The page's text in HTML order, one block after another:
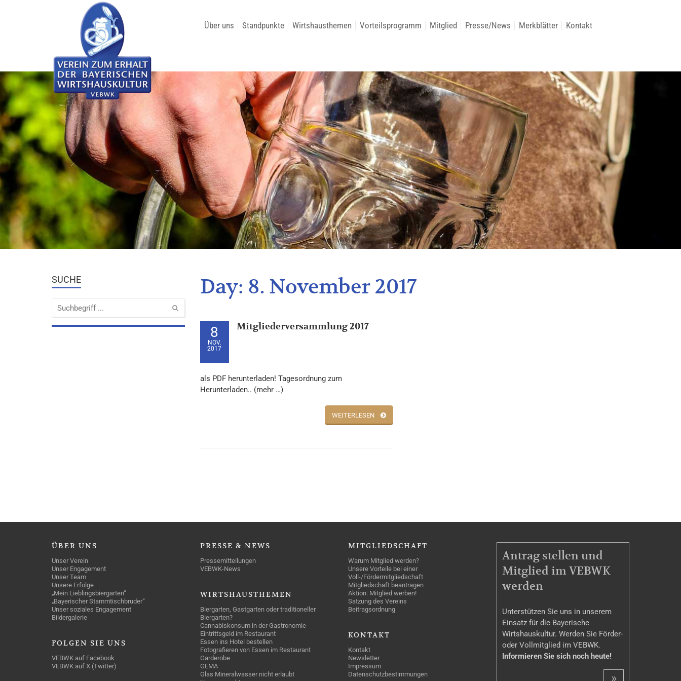
Über uns Standpunkte Wirtshausthemen Vorteilsprogramm Mitglied Presse/News Merkblätter Kontakt
SUCHE Day: 8. November 2017
8
NOV.
2017
Mitgliederversammlung 2017
als PDF herunterladen! Tagesordnung zum
Herunterladen.. (mehr …)
WEITERLESEN
ÜBER UNS
Unser Verein
Unser Engagement
Unser Team
Unsere Erfolge
„Mein Lieblingsbiergarten“
„Bayerischer Stammtischbruder“
Unser soziales Engagement
Bildergalerie
FOLGEN SIE UNS
VEBWK auf Facebook
VEBWK auf X (Twitter)
PRESSE & NEWS
Pressemitteilungen
VEBWK-News
WIRTSHAUSTHEMEN
Biergarten, Gastgarten oder traditioneller
Biergarten?
Cannabiskonsum in der Gastronomie
Eintrittsgeld im Restaurant
Essen ins Hotel bestellen
Fotografieren von Essen im Restaurant
Garderobe
GEMA
Glas Mineralwasser nicht erlaubt
MITGLIEDSCHAFT
Warum Mitglied werden?
Unsere Vorteile bei einer
Voll-/Fördermitgliedschaft
Mitgliedschaft beantragen
Aktion: Mitglied werben!
Satzung des Vereins
Beitragsordnung
KONTAKT
Kontakt
Newsletter
Impressum
Datenschutzbestimmungen
MITGLIEDSCHAFT
Antrag stellen und
Mitglied im VEBWK
werden
Unterstützen Sie uns in unserem
Einsatz für die Bayerische
Wirtshauskultur. Werden Sie Förder-
oder Vollmitglied im VEBWK.
Informieren Sie sich noch heute!
»